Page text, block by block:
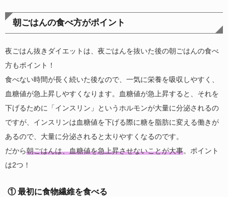
朝ごはんの食べ方がポイント
夜ごはん抜きダイエットは、夜ごはんを抜いた後の朝ごはんの食べ
方もポイント！
食べない時間が長く続いた後なので、一気に栄養を吸収しやすく、
血糖値が急上昇しやすくなります。血糖値が急上昇すると、それを
下げるために「インスリン」というホルモンが大量に分泌されるの
ですが、インスリンは血糖値を下げる際に糖を脂肪に変える働きが
あるので、大量に分泌されると太りやすくなるのです。
だから朝ごはんは、血糖値を急上昇させないことが大事。ポイント
は2つ！
① 最初に食物繊維を食べる